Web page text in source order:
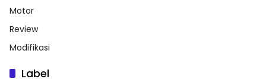
Motor
Review
Modifikasi
Label